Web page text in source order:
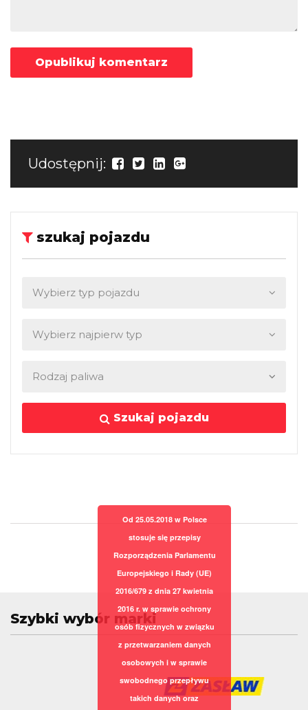
Udostępnij:
szukaj pojazdu
Szukaj pojazdu
Szybki wybór marki
Od 25.05.2018 w Polsce
stosuje się przepisy
Rozporządzenia Parlamentu
Europejskiego i Rady (UE)
2016/679 z dnia 27 kwietnia
2016 r. w sprawie ochrony
osób fizycznych w związku
z przetwarzaniem danych
osobowych i w sprawie
swobodnego przepływu
takich danych oraz